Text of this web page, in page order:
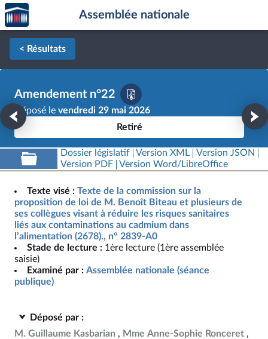
Aller au contenu
Aller en bas de la page
Accèder
à la
page
d'accueil
Assemblée nationale
< Résultats
Amendement n°22
Déposé le vendredi 29 mai 2026
Retiré
Dossier législatif Version XML
Version JSON
Version PDF
Version Word/LibreOffice
Texte visé : Texte de la commission sur la
proposition de loi de M. Benoît Biteau et plusieurs de
ses collègues visant à réduire les risques sanitaires
liés aux contaminations au cadmium dans
l’alimentation (2678)., n° 2839-A0
Stade de lecture : 1ère lecture (1ère assemblée
saisie)
Examiné par : Assemblée nationale (séance
publique)
Déposé par :
M. Guillaume Kasbarian
Mme Anne-Sophie Ronceret